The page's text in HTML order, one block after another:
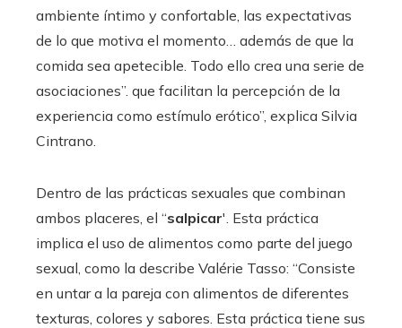
ambiente íntimo y confortable, las expectativas
de lo que motiva el momento… además de que la
comida sea apetecible. Todo ello crea una serie de
asociaciones”. que facilitan la percepción de la
experiencia como estímulo erótico”, explica Silvia
Cintrano.
Dentro de las prácticas sexuales que combinan
ambos placeres, el “salpicar'. Esta práctica
implica el uso de alimentos como parte del juego
sexual, como la describe Valérie Tasso: “Consiste
en untar a la pareja con alimentos de diferentes
texturas, colores y sabores. Esta práctica tiene sus